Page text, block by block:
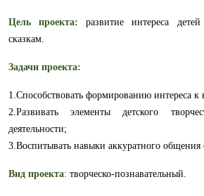
Цель проекта:развитие интереса
сказкам.
Задачи проекта:
1.Способствовать формированию интереса к
2.Развивать элементы детского
деятельности;
3.Воспитывать навыки аккуратного общения
Вид проекта: творческо-познавательный.